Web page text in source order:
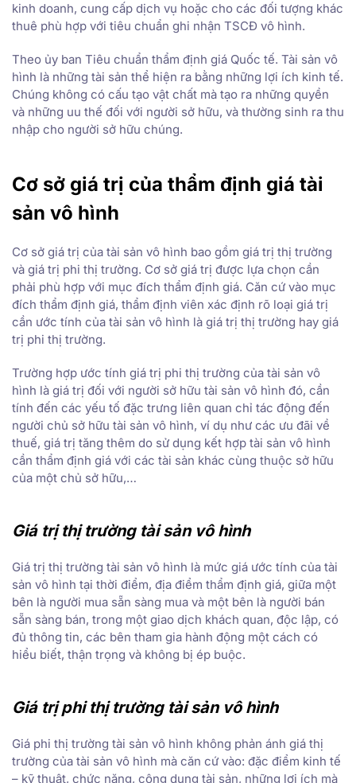
kinh doanh, cung cấp dịch vụ hoặc cho các đối tượng khác
thuê phù hợp với tiêu chuẩn ghi nhận TSCĐ vô hình.
Theo ủy ban Tiêu chuẩn thẩm định giá Quốc tế. Tài sản vô
hình là những tài sản thể hiện ra bằng những lợi ích kinh tế.
Chúng không có cấu tạo vật chất mà tạo ra những quyền
và những uu thế đối với người sở hữu, và thường sinh ra thu
nhập cho người sở hữu chúng.
Cơ sở giá trị của thẩm định giá tài
sản vô hình
Cơ sở giá trị của tài sản vô hình bao gồm giá trị thị trường
và giá trị phi thị trường. Cơ sở giá trị được lựa chọn cần
phải phù hợp với mục đích thẩm định giá. Căn cứ vào mục
đích thẩm định giá, thẩm định viên xác định rõ loại giá trị
cần ước tính của tài sản vô hình là giá trị thị trường hay giá
trị phi thị trường.
Trường hợp ước tính giá trị phi thị trường của tài sản vô
hình là giá trị đối với người sở hữu tài sản vô hình đó, cần
tính đến các yếu tố đặc trưng liên quan chỉ tác động đến
người chủ sở hữu tài sản vô hình, ví dụ như các ưu đãi về
thuế, giá trị tăng thêm do sử dụng kết hợp tài sản vô hình
cần thẩm định giá với các tài sản khác cùng thuộc sở hữu
của một chủ sở hữu,…
Giá trị thị trường tài sản vô hình
Giá trị thị trường tài sản vô hình là mức giá ước tính của tài
sản vô hình tại thời điểm, địa điểm thẩm định giá, giữa một
bên là người mua sẵn sàng mua và một bên là người bán
sẵn sàng bán, trong một giao dịch khách quan, độc lập, có
đủ thông tin, các bên tham gia hành động một cách có
hiểu biết, thận trọng và không bị ép buộc.
Giá trị phi thị trường tài sản vô hình
Giá phi thị trường tài sản vô hình không phản ánh giá thị
trường của tài sản vô hình mà căn cứ vào: đặc điểm kinh tế
– kỹ thuật, chức năng, công dụng tài sản, những lợi ích mà